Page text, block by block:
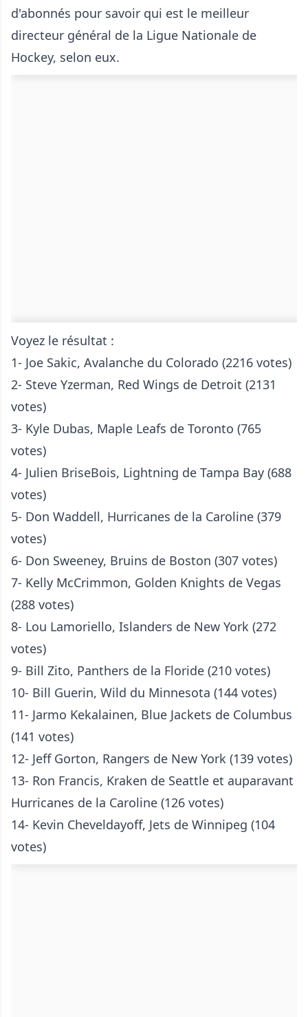
d'abonnés pour savoir qui est le meilleur
directeur général de la Ligue Nationale de
Hockey, selon eux.
Voyez le résultat :
1- Joe Sakic, Avalanche du Colorado (2216 votes)
2- Steve Yzerman, Red Wings de Detroit (2131
votes)
3- Kyle Dubas, Maple Leafs de Toronto (765
votes)
4- Julien BriseBois, Lightning de Tampa Bay (688
votes)
5- Don Waddell, Hurricanes de la Caroline (379
votes)
6- Don Sweeney, Bruins de Boston (307 votes)
7- Kelly McCrimmon, Golden Knights de Vegas
(288 votes)
8- Lou Lamoriello, Islanders de New York (272
votes)
9- Bill Zito, Panthers de la Floride (210 votes)
10- Bill Guerin, Wild du Minnesota (144 votes)
11- Jarmo Kekalainen, Blue Jackets de Columbus
(141 votes)
12- Jeff Gorton, Rangers de New York (139 votes)
13- Ron Francis, Kraken de Seattle et auparavant
Hurricanes de la Caroline (126 votes)
14- Kevin Cheveldayoff, Jets de Winnipeg (104
votes)